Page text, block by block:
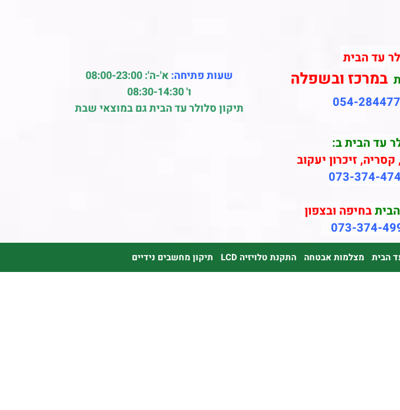
עד הבית
במרכז ובשפלה
054-
עד הבית ב:
זיכרון יעקוב
073-374-
בחיפה ובצפון
073-374-
שעות פתיחה:א'-ה': 08:00-23:00
ו' 08:30-14:30
תיקון סלולר עד הבית גם במוצאי שבת
הבית מצלמות אבטחה התקנת טלויזיה LCD תיקון מחשבים נידיים